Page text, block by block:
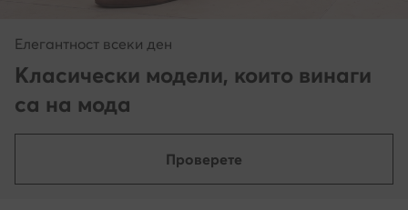
Елегантност всеки ден
Класически модели, които винаги
са на мода
Проверете